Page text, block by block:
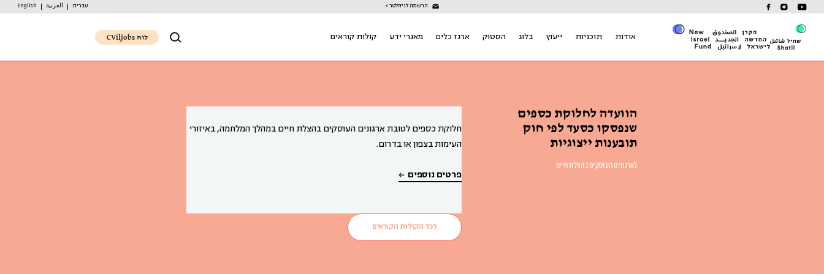
content
הרשמה לניוזלטר > עברית العربية English
אודות תוכניות ייעוץ בלוג הסטוק ארגז כלים מאגרי ידע קולות קוראים לוח CViljobs
הוועדה לחלוקת כספים
שנפסקו כסעד לפי חוק
תובענות ייצוגיות
לארגונים העוסקים בהצלת חיים
חלוקת כספים לטובת ארגונים העוסקים בהצלת חיים במהלך המלחמה, באיזורי
העימות בצפון או בדרום.
פרטים נוספים
לכל הקולות הקוראים